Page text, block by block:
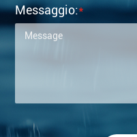
Messaggio:*